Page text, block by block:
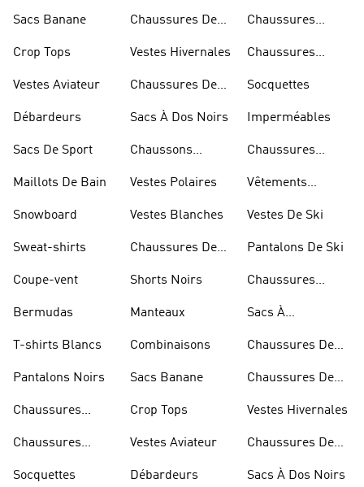
Sacs Banane
Crop Tops
Vestes Aviateur
Débardeurs
Sacs De Sport
Maillots De Bain
Snowboard
Sweat-shirts
Coupe-vent
Bermudas
T-shirts Blancs
Pantalons Noirs
Chaussures
Chaussures
Socquettes
Chaussures De
Vestes Hivernales
Chaussures De
Sacs À Dos Noirs
Chaussons
Vestes Polaires
Vestes Blanches
Chaussures De
Shorts Noirs
Manteaux
Combinaisons
Sacs Banane
Crop Tops
Vestes Aviateur
Débardeurs
Chaussures
Chaussures
Socquettes
Imperméables
Chaussures
Vêtements
Vestes De Ski
Pantalons De Ski
Chaussures
Sacs À
Chaussures De
Chaussures De
Vestes Hivernales
Chaussures De
Sacs À Dos Noirs